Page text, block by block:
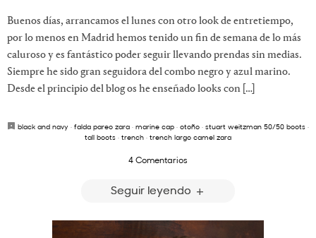
Buenos días, arrancamos el lunes con otro look de entretiempo,
por lo menos en Madrid hemos tenido un fin de semana de lo más
caluroso y es fantástico poder seguir llevando prendas sin medias.
Siempre he sido gran seguidora del combo negro y azul marino.
Desde el principio del blog os he enseñado looks con […]
black and navy · falda pareo zara · marine cap · otoño · stuart weitzman 50/50 boots ·
tall boots · trench · trench largo camel zara
4 Comentarios
Seguir leyendo